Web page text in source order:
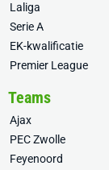
Laliga
Serie A
EK-kwalificatie
Premier League
Teams
Ajax
PEC Zwolle
Feyenoord